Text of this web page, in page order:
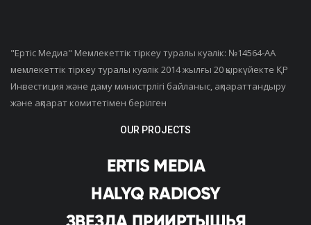
"Ертiс Медиа" Мемлекеттік тіркеу туралы куәлік: №14564-АА
мемлекеттік тіркеу туралы куәлік 2014 жылғы 20 қыркүйекте ҚР
Инвестиция және даму министрлігі байланыс, ақпараттандыру
және ақпарат комитетімен берілген
OUR PROJECTS